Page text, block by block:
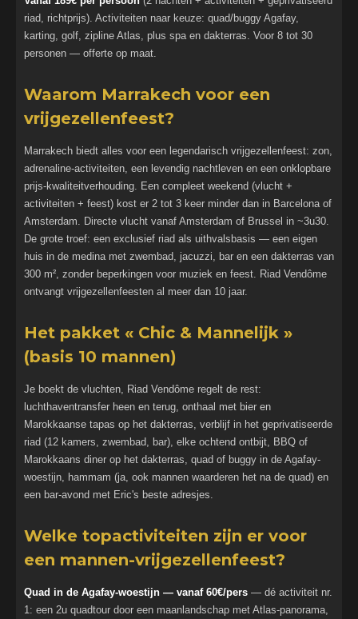
riad, richtprijs). Activiteiten naar keuze: quad/buggy Agafay,
karting, golf, zipline Atlas, plus spa en dakterras. Voor 8 tot 30
personen — offerte op maat.
Waarom Marrakech voor een
vrijgezellenfeest?
Marrakech biedt alles voor een legendarisch vrijgezellenfeest: zon,
adrenaline-activiteiten, een levendig nachtleven en een onklopbare
prijs-kwaliteitverhouding. Een compleet weekend (vlucht +
activiteiten + feest) kost er 2 tot 3 keer minder dan in Barcelona of
Amsterdam. Directe vlucht vanaf Amsterdam of Brussel in ~3u30.
De grote troef: een exclusief riad als uithvalsbasis — een eigen
huis in de medina met zwembad, jacuzzi, bar en een dakterras van
300 m², zonder beperkingen voor muziek en feest. Riad Vendôme
ontvangt vrijgezellenfeesten al meer dan 10 jaar.
Het pakket « Chic & Mannelijk »
(basis 10 mannen)
Je boekt de vluchten, Riad Vendôme regelt de rest:
luchthaventransfer heen en terug, onthaal met bier en
Marokkaanse tapas op het dakterras, verblijf in het geprivatiseerde
riad (12 kamers, zwembad, bar), elke ochtend ontbijt, BBQ of
Marokkaans diner op het dakterras, quad of buggy in de Agafay-
woestijn, hammam (ja, ook mannen waarderen het na de quad) en
een bar-avond met Eric's beste adresjes.
Welke topactiviteiten zijn er voor
een mannen-vrijgezellenfeest?
Quad in de Agafay-woestijn — vanaf 60€/pers — dé activiteit nr.
1: een 2u quadtour door een maanlandschap met Atlas-panorama,